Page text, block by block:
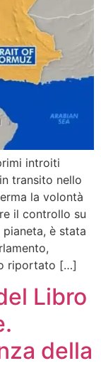
introiti
transito nello
la volontà
il controllo su
è stata
riportato […]
Libro
della